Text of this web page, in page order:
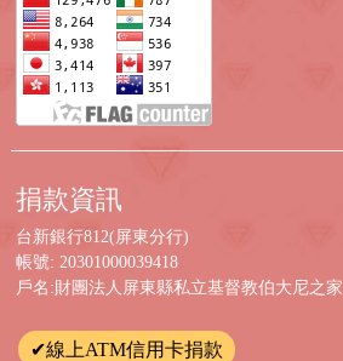
捐款資訊
台新銀行812(屏東分行)
帳號: 20301000039418
戶名:財團法人屏東縣私立基督教伯大尼之家
✔線上ATM信用卡捐款